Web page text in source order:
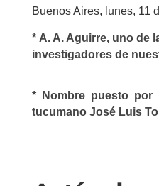
Buenos Aires, lunes, 11
* A. A. Aguirre, uno de
investigadores de
* Nombre puesto
tucumano José Luis